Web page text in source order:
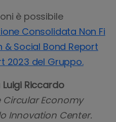
è possibile
Consolidata Non Fi
& Social Bond Report
2023 del Gruppo.
Luigi Riccardo
Circular Economy
Innovation Center.